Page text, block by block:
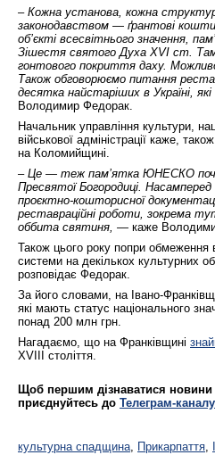
– Кожна установа, кожна
законодавством — ґрантові
об’єкті всесвітнього значення,
Зішестя святого Духа XVI ст. Там
гонтового покриття даху.
Також обговорюємо питання
десятка найстаріших в Україні,
Володимир Федорак.
Начальник управління культури,
військової адміністрації каже,
на Коломийщині.
– Це — теж пам’ятка ЮНЕСКО
Пресвятої Богородиці.
проєктно-кошторисної
реставраційні роботи, зокрема
оббита святиня, — каже
Також цього року попри обмеження
системи на декількох культурних
розповідає Федорак.
За його словами, на Івано-
які мають статус національного
понад 200 млн грн.
Нагадаємо, що на Франківщині
XVIII століття.
Щоб першим дізнаватися новини
приєднуйтесь до Телеграм-
культурна спадщина, Прикарпаття,